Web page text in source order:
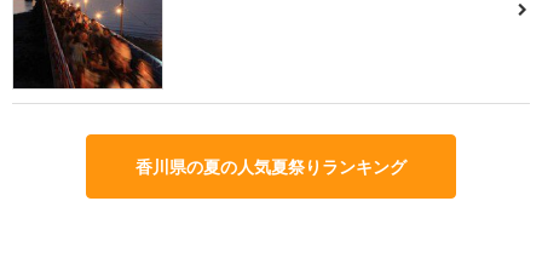
香川県の夏の人気夏祭りランキング